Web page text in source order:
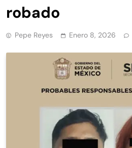
robado
Pepe Reyes Enero 8, 2026